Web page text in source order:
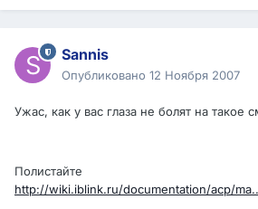
Sannis
Опубликовано 12 Ноября 2007
Ужас, как у вас глаза не болят на такое
Полистайте
http://wiki.iblink.ru/documentation/acp/